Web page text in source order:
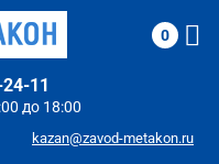
до 18:00
11
kazan@zavod-metakon.ru
0